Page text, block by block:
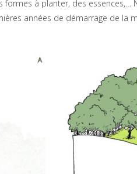
à planter, des essences,…
années de démarrage de la